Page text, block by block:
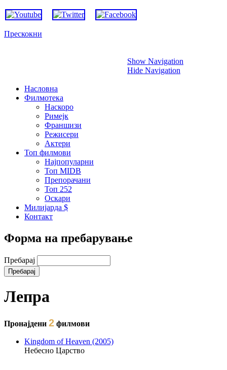
Прескокни
Show Navigation
Hide Navigation
Насловна
Филмотека
Наскоро
Римејк
Франшизи
Режисери
Актери
Топ филмови
Најпопуларни
Топ MIDB
Препорачани
Топ 252
Оскари
Милијарда $
Контакт
Форма на пребарување
Пребарај
Лепра
Пронајдени 2 филмови
Kingdom of Heaven (2005)
Небесно Царство